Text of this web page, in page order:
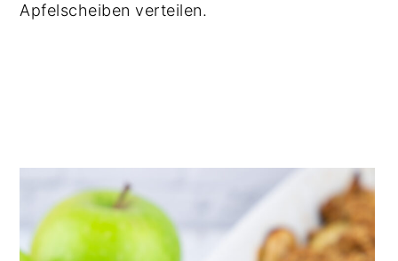
Apfelscheiben verteilen.